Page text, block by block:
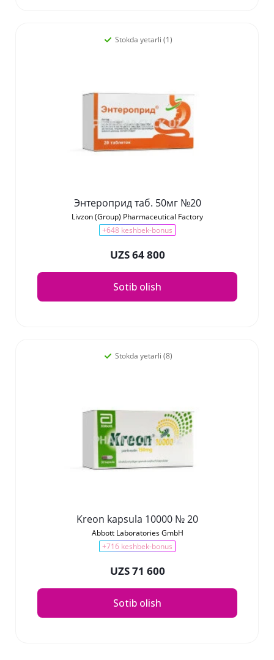
Stokda yetarli (1)
Энтероприд таб. 50мг №20
Livzon (Group) Pharmaceutical Factory
+648 keshbek-bonus
UZS 64 800
Sotib olish
Stokda yetarli (8)
Kreon kapsula 10000 № 20
Abbott Laboratories GmbH
+716 keshbek-bonus
UZS 71 600
Sotib olish